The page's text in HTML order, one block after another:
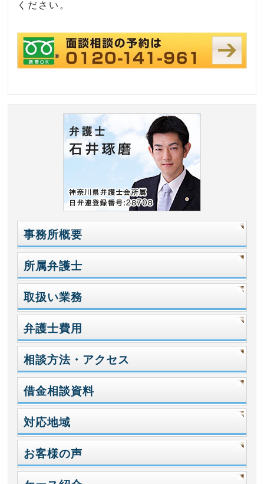
ください。
事務所概要
所属弁護士
取扱い業務
弁護士費用
相談方法・アクセス
借金相談資料
対応地域
お客様の声